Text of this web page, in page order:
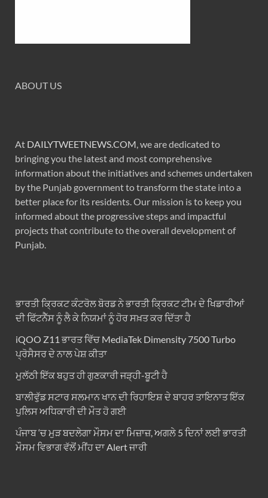
ABOUT US
At DAILYTWEETNEWS.COM, we are dedicated to
bringing you the latest and most comprehensive
information about the initiatives and schemes undertaken
by the Punjab government to transform the state into a
better place for its residents. Our mission is to keep you
informed about the progressive steps and impactful
projects that contribute to the overall development of
Punjab.
ਭਾਰਤੀ ਕ੍ਰਿਕਟ ਕੰਟਰੋਲ ਬੋਰਡ ਨੇ ਭਾਰਤੀ ਕ੍ਰਿਕਟ ਟੀਮ ਦੇ ਖਿਡਾਰੀਆਂ
ਦੀ ਫਿੱਟਨੈੱਸ ਨੂੰ ਲੈ ਕੇ ਨਿਯਮਾਂ ਨੂੰ ਹੋਰ ਸਖ਼ਤ ਕਰ ਦਿੱਤਾ ਹੈ
iQOO Z11 ਭਾਰਤ ਵਿੱਚ MediaTek Dimensity 7500 Turbo
ਪ੍ਰੋਸੈਸਰ ਦੇ ਨਾਲ ਪੇਸ਼ ਕੀਤਾ
ਮੁਲੱਠੀ ਇੱਕ ਬਹੁਤ ਹੀ ਗੁਣਕਾਰੀ ਜੜ੍ਹੀ-ਬੂਟੀ ਹੈ
ਬਾਲੀਵੁੱਡ ਸਟਾਰ ਸਲਮਾਨ ਖਾਨ ਦੀ ਰਿਹਾਇਸ਼ ਦੇ ਬਾਹਰ ਤਾਇਨਾਤ ਇੱਕ
ਪੁਲਿਸ ਅਧਿਕਾਰੀ ਦੀ ਮੌਤ ਹੋ ਗਈ
ਪੰਜਾਬ ‘ਚ ਮੁੜ ਬਦਲੇਗਾ ਮੌਸਮ ਦਾ ਮਿਜ਼ਾਜ਼, ਅਗਲੇ 5 ਦਿਨਾਂ ਲਈ ਭਾਰਤੀ
ਮੌਸਮ ਵਿਭਾਗ ਵੱਲੋਂ ਮੀਂਹ ਦਾ Alert ਜਾਰੀ